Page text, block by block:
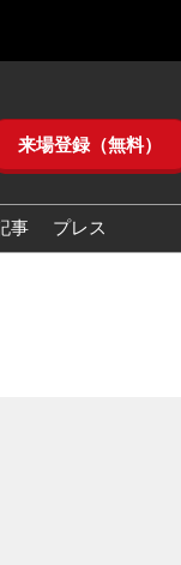
来場登録（無料）
事 プレス